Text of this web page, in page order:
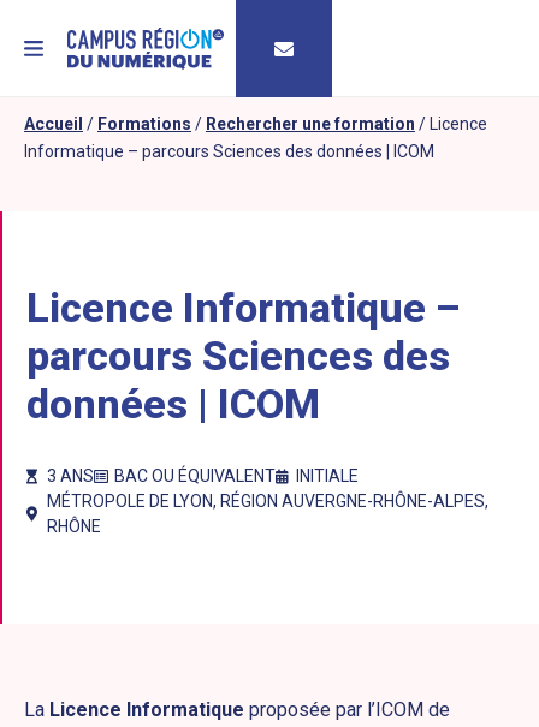
MENU
Accueil / Formations / Rechercher une formation / Licence
Informatique – parcours Sciences des données | ICOM
Licence Informatique –
parcours Sciences des
données | ICOM
3 ANS BAC OU ÉQUIVALENT
INITIALE
MÉTROPOLE DE LYON, RÉGION AUVERGNE-RHÔNE-ALPES,
RHÔNE
La Licence Informatique proposée par l’ICOM de